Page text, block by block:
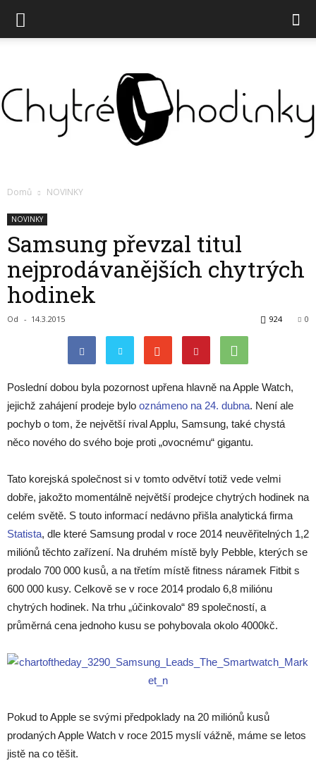
hodinky
Domů NOVINKY
NOVINKY
Samsung převzal titul
nejprodávanějších chytrých
hodinek
Od - 14.3.2015 0
924
Poslední dobou byla pozornost upřena hlavně na Apple Watch,
jejichž zahájení prodeje bylo oznámeno na 24. dubna. Není ale
pochyb o tom, že největší rival Applu, Samsung, také chystá
něco nového do svého boje proti „ovocnému“ gigantu.
Tato korejská společnost si v tomto odvětví totiž vede velmi
dobře, jakožto momentálně největší prodejce chytrých hodinek na
celém světě. S touto informací nedávno přišla analytická firma
Statista, dle které Samsung prodal v roce 2014 neuvěřitelných 1,2
miliónů těchto zařízení. Na druhém místě byly Pebble, kterých se
prodalo 700 000 kusů, a na třetím místě fitness náramek Fitbit s
600 000 kusy. Celkově se v roce 2014 prodalo 6,8 miliónu
chytrých hodinek. Na trhu „účinkovalo“ 89 společností, a
průměrná cena jednoho kusu se pohybovala okolo 4000kč.
Pokud to Apple se svými předpoklady na 20 miliónů kusů
prodaných Apple Watch v roce 2015 myslí vážně, máme se letos
jistě na co těšit.